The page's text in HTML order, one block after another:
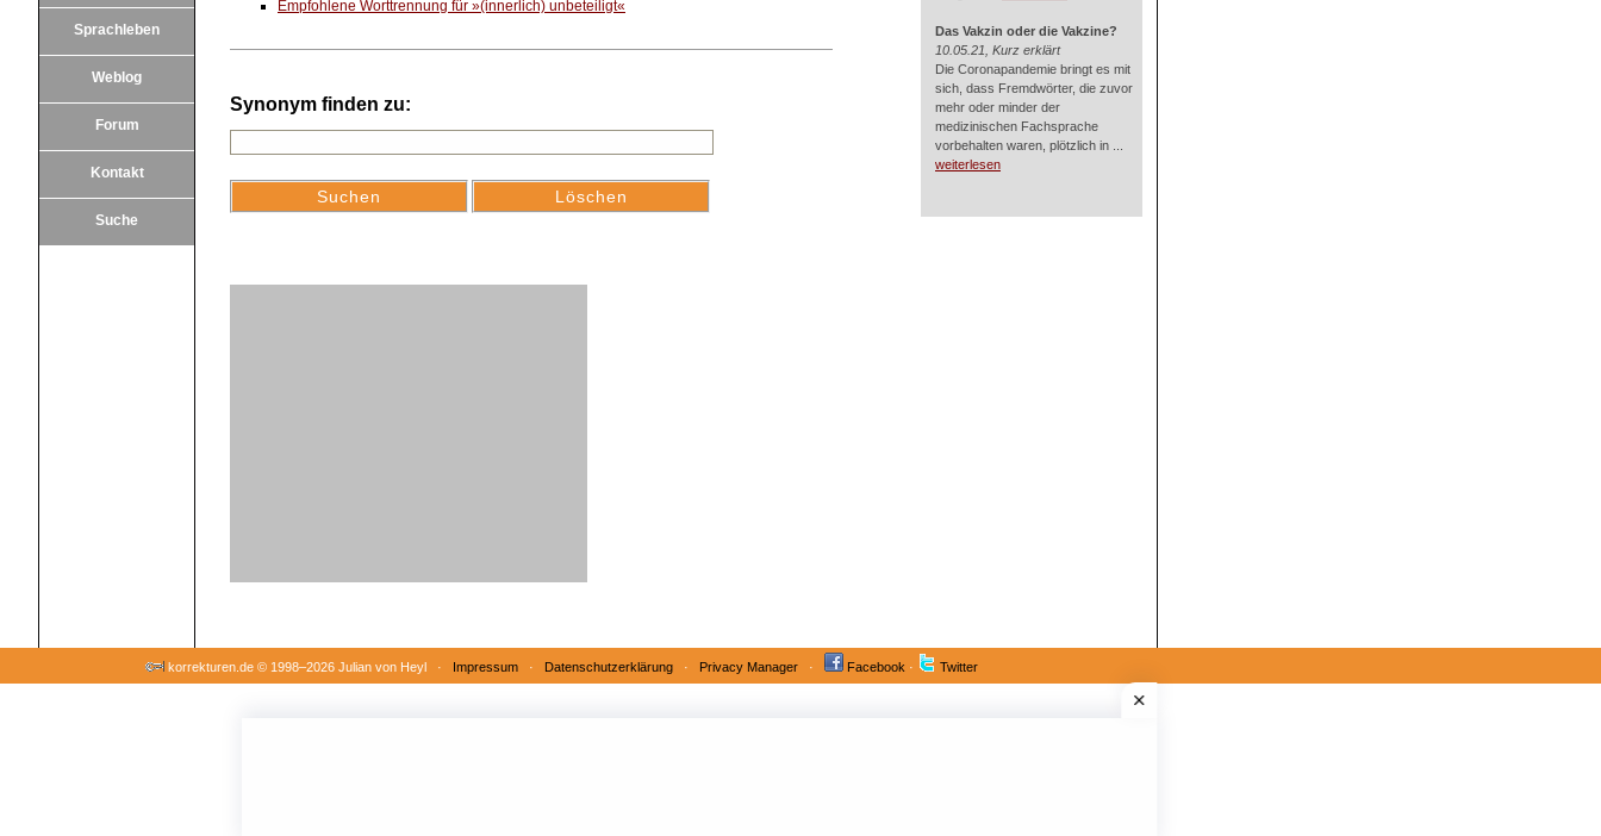
Sprachleben
Weblog
Forum
Kontakt
Suche
Empfohlene Worttrennung für »(innerlich) unbeteiligt«
Synonym finden zu:
Das Vakzin oder die Vakzine?
10.05.21, Kurz erklärt
Die Coronapandemie bringt es mit
sich, dass Fremdwörter, die zuvor
mehr oder minder der
medizinischen Fachsprache
vorbehalten waren, plötzlich in ...
weiterlesen
korrekturen.de © 1998–2026 Julian von Heyl · Impressum · Datenschutzerklärung · Privacy Manager · Facebook · Twitter